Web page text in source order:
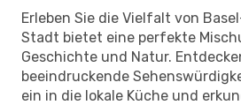
Erleben Sie die Vielfalt von
Stadt bietet eine perfekte
Geschichte und Natur.
beeindruckende
ein in die lokale Küche und